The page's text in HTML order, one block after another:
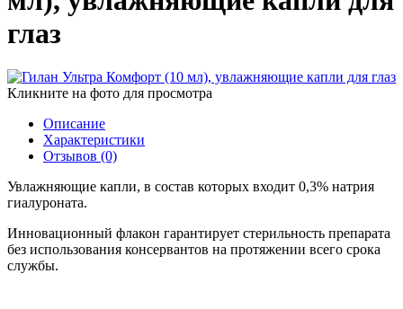
глаз
Кликните на фото для просмотра
Описание
Характеристики
Отзывов (0)
Увлажняющие капли, в состав которых входит 0,3% натрия
гиалуроната.
Инновационный флакон гарантирует стерильность препарата
без использования консервантов на протяжении всего срока
службы.